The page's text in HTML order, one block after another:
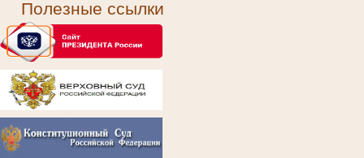
Полезные ссылки